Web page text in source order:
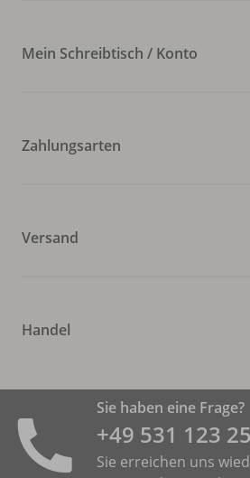
Mein Schreibtisch / Konto
Zahlungsarten
Versand
Handel
Sie haben eine Frage?
+49 531 ­123
Sie erreichen uns